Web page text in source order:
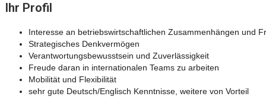
Ihr Profil
Interesse an betriebswirtschaftlichen Zusammenhängen und
Strategisches Denkvermögen
Verantwortungsbewusstsein und Zuverlässigkeit
Freude daran in internationalen Teams zu arbeiten
Mobilität und Flexibilität
sehr gute Deutsch/Englisch Kenntnisse, weitere von Vorteil